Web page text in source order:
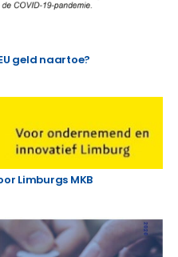
geld naartoe?
Limburgs MKB